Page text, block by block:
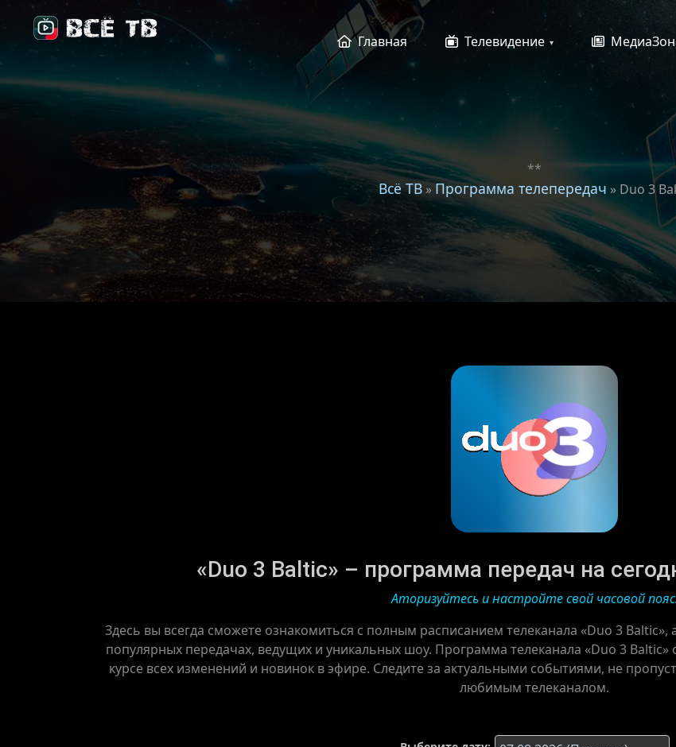
Главная Телевидение
**
Всё ТВ»Программа телепередач » Duo 3
«Duo 3 Baltic» – программа передач на
Аторизуйтесь и настройте свой часовой
Здесь вы всегда сможете ознакомиться с полным расписанием телеканала «Duo 3
популярных передачах, ведущих и уникальных шоу. Программа телеканала «Duo 3 Baltic»
курсе всех изменений и новинок в эфире. Следите за актуальными событиями, не
любимым телеканалом.